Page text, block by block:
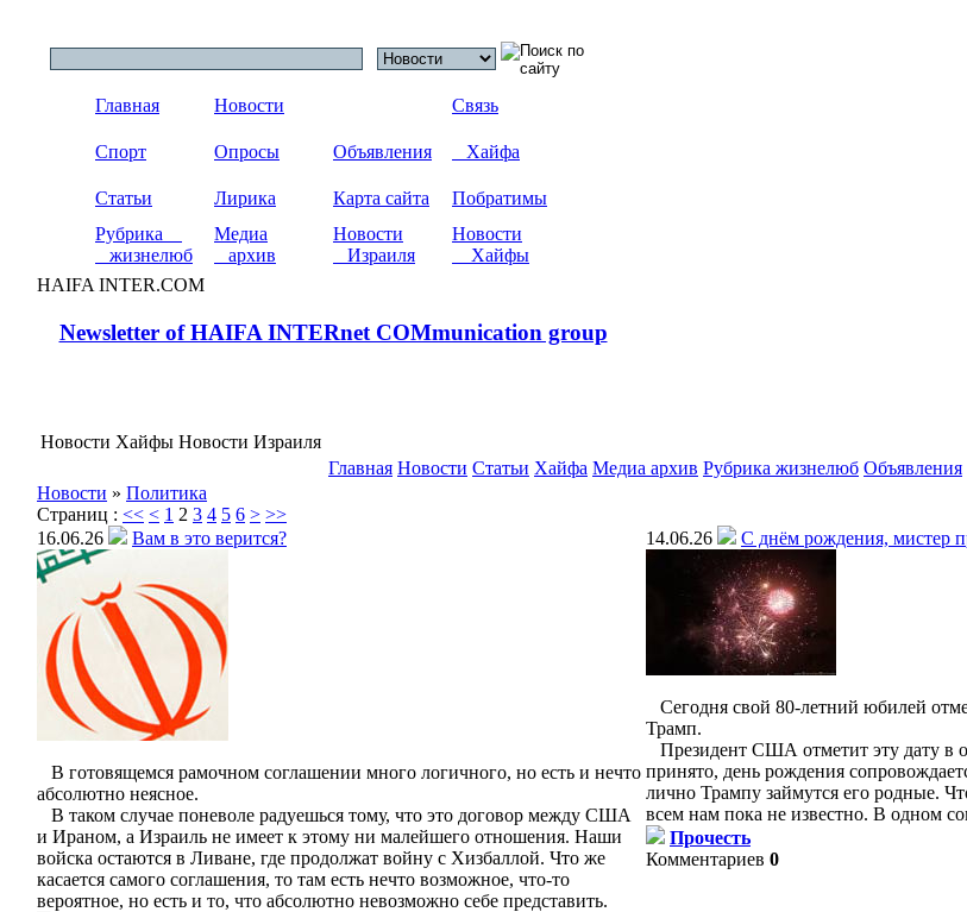
Главная Новости Связь
Спорт Опросы Объявления Хайфа
Статьи Лирика Карта сайта
Побратимы
Рубрика
жизнелюб
Медиа
архив
Новости
Израиля
Новости
Хайфы
HAIFA INTER.COM
Newsletter of HAIFA INTERnet COMmunication group
Новости Хайфы Новости Израиля
Главная Новости Статьи Хайфа Медиа архив Рубрика жизнелюб Объявления
Новости » Политика
Страниц : << < 1 2 3 4 5 6 > >>
16.06.26
Вам в это верится?
В готовящемся рамочном соглашении много логичного, но есть и нечто
абсолютно неясное.
В таком случае поневоле радуешься тому, что это договор между США
и Ираном, а Израиль не имеет к этому ни малейшего отношения. Наши
войска остаются в Ливане, где продолжат войну с Хизбаллой. Что же
касается самого соглашения, то там есть нечто возможное, что-то
вероятное, но есть и то, что абсолютно невозможно себе представить.
14.06.26 С днём рождения, мистер
Сегодня свой 80-летний юбилей
Трамп.
Президент США отметит эту дату в
принято, день рождения
лично Трампу займутся его родные.
всем нам пока не известно. В одном
Прочесть
Комментариев 0